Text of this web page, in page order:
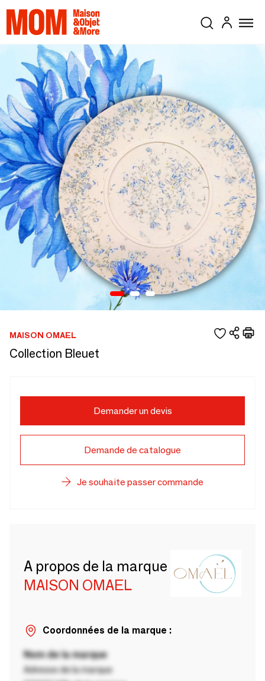
MAISON OMAEL
Collection Bleuet
Demander un devis
Demande de catalogue
Je souhaite passer commande
A propos de la marque
MAISON OMAEL
Coordonnées de la marque :
Nom de la marque
Adresse de la marque